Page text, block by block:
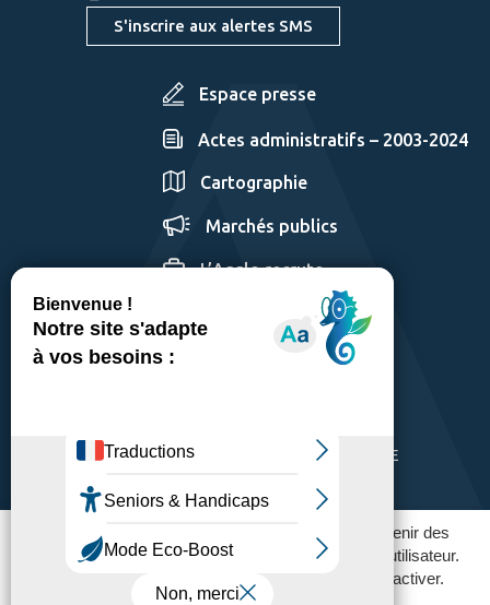
Ce site utilise des traceurs pour fonctionner et obtenir des
statistiques d'utilisation afin améliorer l'expérience utilisateur.
Vous pouvez contrôler ceux que vous souhaitez activer.
S'inscrire aux alertes SMS
Espace presse
Actes administratifs – 2003-2024
Cartographie
Marchés publics
L’Agglo recrute
ACCESSIBILITÉ: PARTIELLEMENT CONFORME
POLITIQUE DE CONFIDENTIALITÉ